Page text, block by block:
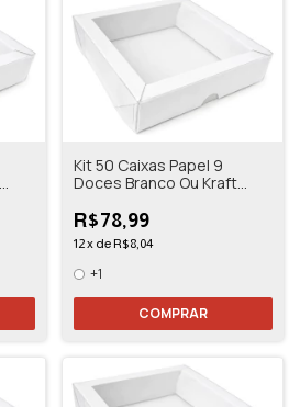
Kit 50 Caixas Papel 9
Doces Branco Ou Kraft
R$78,99
12x de R$8,04
+1
COMPRAR